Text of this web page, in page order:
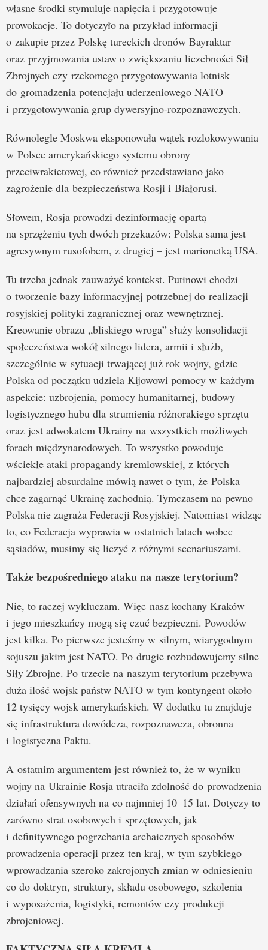
własne środki stymuluje napięcia i przygotowuje
prowokacje. To dotyczyło na przykład informacji
o zakupie przez Polskę tureckich dronów Bayraktar
oraz przyjmowania ustaw o zwiększaniu liczebności Sił
Zbrojnych czy rzekomego przygotowywania lotnisk
do gromadzenia potencjału uderzeniowego NATO
i przygotowywania grup dywersyjno-rozpoznawczych.
Równolegle Moskwa eksponowała wątek rozlokowywania
w Polsce amerykańskiego systemu obrony
przeciwrakietowej, co również przedstawiano jako
zagrożenie dla bezpieczeństwa Rosji i Białorusi.
Słowem, Rosja prowadzi dezinformację opartą
na sprzężeniu tych dwóch przekazów: Polska sama jest
agresywnym rusofobem, z drugiej – jest marionetką USA.
Tu trzeba jednak zauważyć kontekst. Putinowi chodzi
o tworzenie bazy informacyjnej potrzebnej do realizacji
rosyjskiej polityki zagranicznej oraz wewnętrznej.
Kreowanie obrazu „bliskiego wroga” służy konsolidacji
społeczeństwa wokół silnego lidera, armii i służb,
szczególnie w sytuacji trwającej już rok wojny, gdzie
Polska od początku udziela Kijowowi pomocy w każdym
aspekcie: uzbrojenia, pomocy humanitarnej, budowy
logistycznego hubu dla strumienia różnorakiego sprzętu
oraz jest adwokatem Ukrainy na wszystkich możliwych
forach międzynarodowych. To wszystko powoduje
wściekłe ataki propagandy kremlowskiej, z których
najbardziej absurdalne mówią nawet o tym, że Polska
chce zagarnąć Ukrainę zachodnią. Tymczasem na pewno
Polska nie zagraża Federacji Rosyjskiej. Natomiast widząc
to, co Federacja wyprawia w ostatnich latach wobec
sąsiadów, musimy się liczyć z różnymi scenariuszami.
Także bezpośredniego ataku na nasze terytorium?
Nie, to raczej wykluczam. Więc nasz kochany Kraków
i jego mieszkańcy mogą się czuć bezpieczni. Powodów
jest kilka. Po pierwsze jesteśmy w silnym, wiarygodnym
sojuszu jakim jest NATO. Po drugie rozbudowujemy silne
Siły Zbrojne. Po trzecie na naszym terytorium przebywa
duża ilość wojsk państw NATO w tym kontyngent około
12 tysięcy wojsk amerykańskich. W dodatku tu znajduje
się infrastruktura dowódcza, rozpoznawcza, obronna
i logistyczna Paktu.
A ostatnim argumentem jest również to, że w wyniku
wojny na Ukrainie Rosja utraciła zdolność do prowadzenia
działań ofensywnych na co najmniej 10–15 lat. Dotyczy to
zarówno strat osobowych i sprzętowych, jak
i definitywnego pogrzebania archaicznych sposobów
prowadzenia operacji przez ten kraj, w tym szybkiego
wprowadzania szeroko zakrojonych zmian w odniesieniu
co do doktryn, struktury, składu osobowego, szkolenia
i wyposażenia, logistyki, remontów czy produkcji
zbrojeniowej.